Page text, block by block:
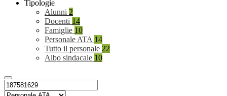
Tipologie
Alunni 2
Docenti 14
Famiglie 10
Personale ATA 14
Tutto il personale 22
Albo sindacale 10